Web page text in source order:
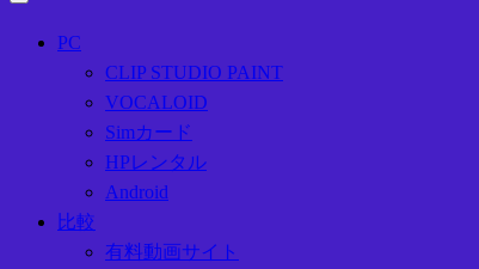
PC
CLIP STUDIO PAINT
VOCALOID
Simカード
HPレンタル
Android
比較
有料動画サイト